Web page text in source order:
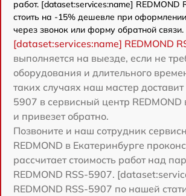
работ. [dataset:services:name] REDMOND
стоить на -15% дешевле при
через звонок или форму обратной связи.
[dataset:services:name] REDMOND
выполняется на выезде, если не
оборудования и длительного
таких случаях наш мастер доставит
5907 в сервисный центр REDMOND
и привезет обратно.
Позвоните и наш сотрудник
REDMOND в Екатеринбурге
рассчитает стоимость работ над
REDMOND RSS-5907.
REDMOND RSS-5907 по нашей